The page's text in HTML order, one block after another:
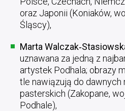
oraz Japonii (Koniaków,
Śląscy),
Marta
uznawana za jedną z
artystek Podhala; obrazy
tle nawiązują do
pasterskich (Zakopane,
Podhale),